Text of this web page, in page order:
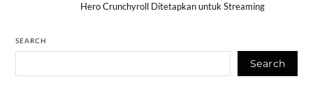
Hero Crunchyroll Ditetapkan untuk Streaming
SEARCH
Search